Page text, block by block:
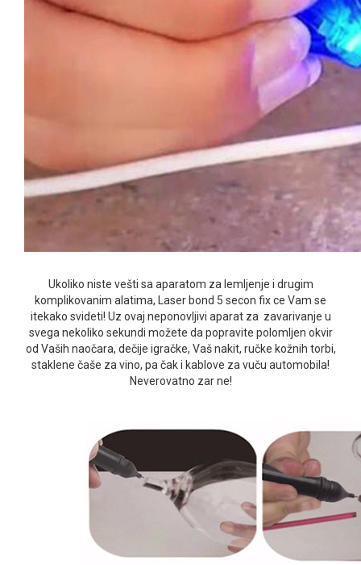
Ukoliko niste vešti sa aparatom za lemljenje i drugim
komplikovanim alatima, Laser bond 5 secon fix ce Vam se
itekako svideti! Uz ovaj neponovljivi aparat za zavarivanje u
svega nekoliko sekundi možete da popravite polomljen okvir
od Vaših naočara, dečije igračke, Vaš nakit, ručke kožnih torbi,
staklene čaše za vino, pa čak i kablove za vuču automobila!
Neverovatno zar ne!